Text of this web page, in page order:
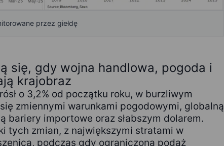
przez giełdę
się, gdy wojna handlowa, pogoda i
krajobraz
o 3,2% od początku roku, w burzliwym
zmiennymi warunkami pogodowymi, globalną
bariery importowe oraz słabszym dolarem.
tych zmian, z największymi stratami w
podczas gdy ograniczona podaż